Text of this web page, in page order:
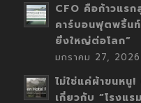
CFO คือก้าวแร
คาร์บอนฟุตพริ้น
ยิ่งใหญ่ต่อโลก”
มกราคม 27,
ไม่ใช่แค่ผ้าขนหนู
เกี่ยวกับ “โรงแร